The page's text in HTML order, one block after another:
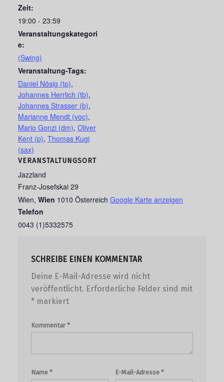
Zeit:
19:00 - 23:59
Veranstaltungskategori
e:
(Swing)
Veranstaltung-Tags:
Daniel Nösig (tp),
Johannes Herrlich (tb),
Johannes Strasser (b),
Marianne Mendt (voc),
Mario Gonzi (dm), Oliver
Kent (p), Thomas Kugi
(sax)
VERANSTALTUNGSORT
Jazzland
Franz-Josefskai 29
Wien, Wien 1010 Österreich Google Karte anzeigen
Telefon
0043 (1)5332575
SCHREIBE EINEN KOMMENTAR
Deine E-Mail-Adresse wird nicht
veröffentlicht. Erforderliche Felder sind mit
*markiert
Kommentar *
Name * E-Mail-Adresse*